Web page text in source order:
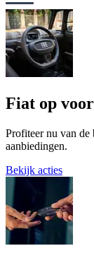
Fiat op
Profiteer nu van de
aanbiedingen.
Bekijk acties